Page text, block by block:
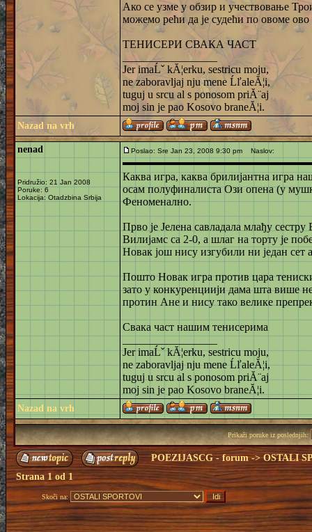
Ако се узме у обзир и учествовање
можемо рећи да је судећи по овоме ово
ТЕНИСЕРИ СВАКА ЧАСТ
_________________
Jer imaĹˇ kĂ¦erku, sestricu moju,
ne zaboravljaj nju mene ĹľaleĂ¦i,
tuguj u srcu al s ponosom priĂ¨aj
moj sin je pao Kosovo braneĂ¦i.
Nazad na vrh
nenad
Pridružio: 21 Jan 2008
Poruke: 6
Lokacija: Otadzbina Srbija
Poslao: Sre Jan 23, 2008 9:30 pm Naslov:
Каква игра, каква брилијантна игра
осам полуфиналиста Ози опена (у
Феноменално.
Прво је Јелена савладала млађу
Вилијамс са 2-0, а шлаг на торту је
Новак још нису изгубили ни један сет
Пошто Новак игра против цара
зато у конкуренциији дама шта више
протин Ане и нису тако велике
Свака част нашим тенисерима
_________________
Jer imaĹˇ kĂ¦erku, sestricu moju,
ne zaboravljaj nju mene ĹľaleĂ¦i,
tuguj u srcu al s ponosom priĂ¨aj
moj sin je pao Kosovo braneĂ¦i.
Nazad na vrh
Prikaži poruke iz poslednjih:
POEZIJASCG - forum->OSTALI
Strana 1 od1
Skoči na: